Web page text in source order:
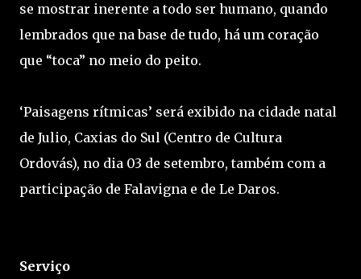
se mostrar inerente a todo ser humano, quando
lembrados que na base de tudo, há um coração
que “toca” no meio do peito.
‘Paisagens rítmicas’ será exibido na cidade natal
de Julio, Caxias do Sul (Centro de Cultura
Ordovás), no dia 03 de setembro, também com a
participação de Falavigna e de Le Daros.
Serviço